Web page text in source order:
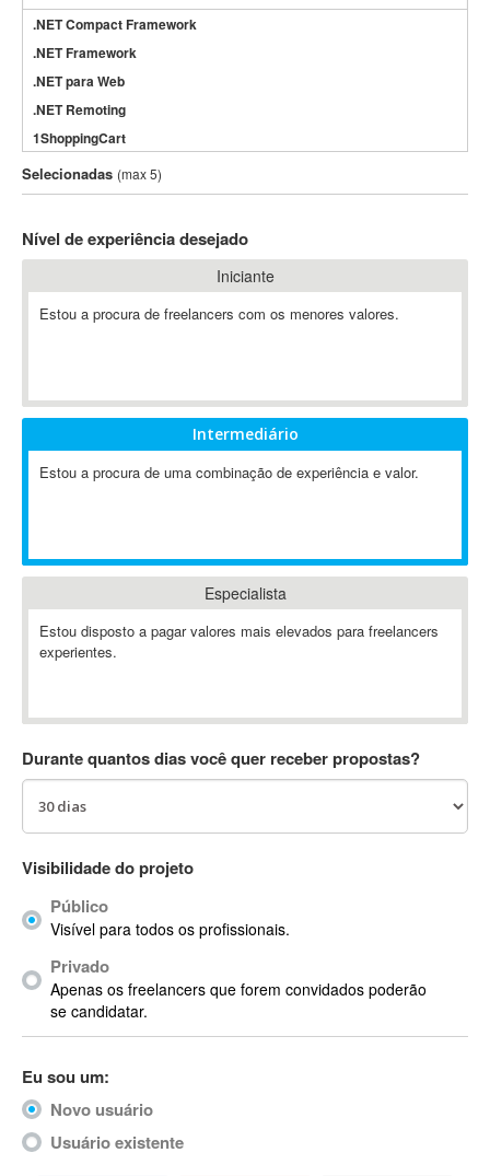
.NET Compact Framework
.NET Framework
.NET para Web
.NET Remoting
1ShoppingCart
3DS Max
3GSM
802.11
A-GPS
ABAP
Abaqus
ABBYY FineReader
Ableton
Ableton Push
Abstract
AC3
ACID Pro
ACPI
Acrobat
Acrobat X
Acronis
ACT
Actimize
ActionScript
ActionScript 3
Selecionadas (max 5)
Nível de experiência desejado
Iniciante
Estou a procura de freelancers com os menores valores.
Intermediário
Estou a procura de uma combinação de experiência e valor.
Especialista
Estou disposto a pagar valores mais elevados para freelancers
experientes.
Durante quantos dias você quer receber propostas?
Visibilidade do projeto
Público
Visível para todos os profissionais.
Privado
Apenas os freelancers que forem convidados poderão
se candidatar.
Eu sou um:
Novo usuário
Usuário existente